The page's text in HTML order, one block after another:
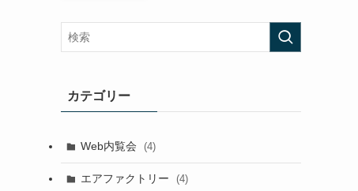
カテゴリー
Web内覧会 (4)
エアファクトリー (4)